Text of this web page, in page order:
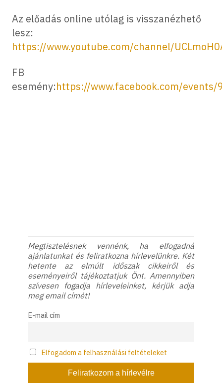
Az előadás online utólag is visszanézhető
lesz:
https://www.youtube.com/channel/
FB
esemény:https://www.facebook.com/
Megtisztelésnek vennénk, ha elfogadná
ajánlatunkat és feliratkozna hírlevelünkre. Két
hetente az elmúlt időszak cikkeiről és
eseményeiről tájékoztatjuk Önt. Amennyiben
szívesen fogadja hírleveleinket, kérjük adja
meg email címét!
E-mail cím
Elfogadom a felhasználási feltételeket